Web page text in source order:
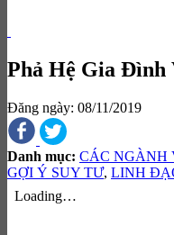
Phả Hệ Gia Đình
Đăng ngày: 08/11/2019
Danh mục: CÁC NGÀNH
GỢI Ý SUY TƯ, LINH